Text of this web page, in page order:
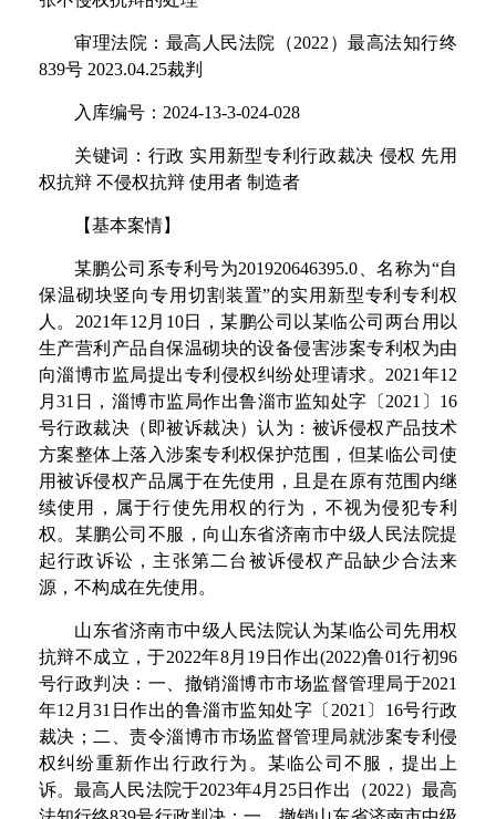
审理法院：最高人民法院 （2022 ）最高法知行终
839号 2023.04.25裁判
入库编号 ： 2024-13-3-024-028
关键词 ： 行政 实用新型专利行政裁决 侵权 先用
权抗辩 不侵权抗辩 使用者 制造者
【基本案情】
某鹏公司系专利号为201920646395.0 、名称为“自
保温砌块竖向专用切割装置”的实用新型专利专利权
人 。 2021年1 2 月 10日，某鹏公司以某临公司两台用以
生产营利产品自保温砌块的设备侵害涉案专利权为由
向淄博市监局提出专利侵权纠纷处理请求。 2021 年1 2
月31 日，淄博市监局作出鲁淄市监知处字 〔 2021 〕 16
号行政裁决（即被诉裁决）认为：被诉侵权产品技术
方案整体上落入涉案专利权保护范围，但某临公司使
用被诉侵权产品属于在先使用，且是在原有范围内继
续使用，属于行使先用权的行为，不视为侵犯专利
权。某鹏公司不服，向山东省济南市中级人民法院提
起行政诉讼，主张第二台被诉侵权产品缺少合法来
源，不构成在先使用。
山东省济南市中级人民法院认为某临公司先用权
抗辩不成立，于2022年8月 19 日作出(2022)鲁01行初96
号行政判决：一、撤销淄博市市场监督管理局于2021
年1 2 月31 日作出的鲁淄市监知处字 〔 2021 〕 16号行政
裁决；二、责令淄博市市场监督管理局就涉案专利侵
权纠纷重新作出行政行为。某临公司不服，提出上
诉。最高人民法院于2023年4月 25日作出 （2022）最高